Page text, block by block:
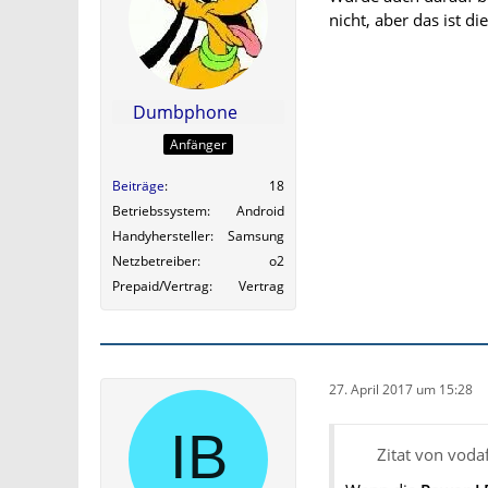
Dumbphone
Anfänger
Beiträge
18
Betriebssystem
Android
Handyhersteller
Samsung
Netzbetreiber
o2
Prepaid/Vertrag
Vertrag
nicht, aber das ist
27. April 2017 um 15:28
Zitat von